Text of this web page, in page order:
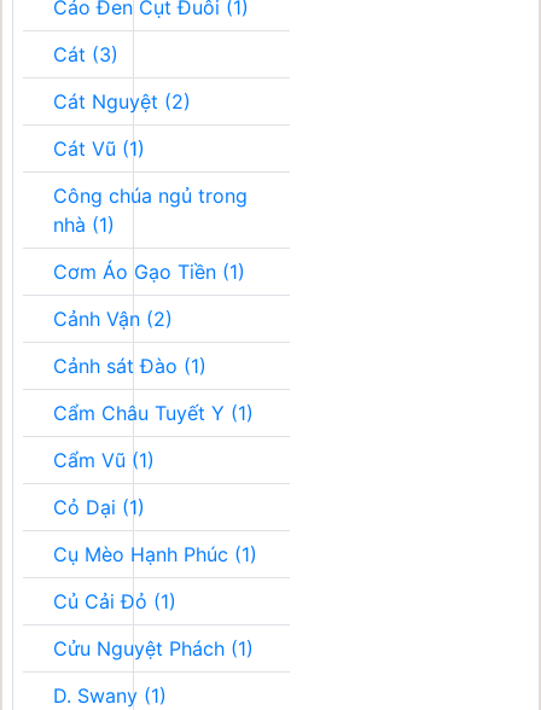
Cáo Đen Cụt Đuôi (1)
Cát (3)
Cát Nguyệt (2)
Cát Vũ (1)
Công chúa ngủ trong
nhà (1)
Cơm Áo Gạo Tiền (1)
Cảnh Vận (2)
Cảnh sát Đào (1)
Cẩm Châu Tuyết Y (1)
Cẩm Vũ (1)
Cỏ Dại (1)
Cụ Mèo Hạnh Phúc (1)
Củ Cải Đỏ (1)
Cửu Nguyệt Phách (1)
D. Swany (1)